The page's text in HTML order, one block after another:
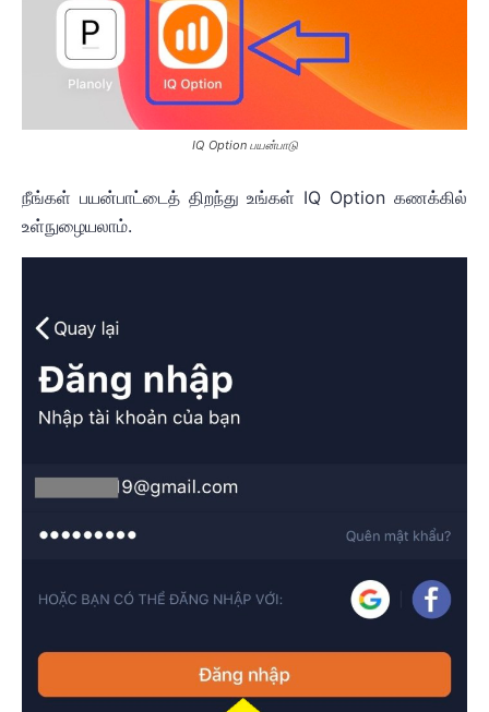
IQ Option பயன்பாடு
நீங்கள் பயன்பாட்டைத் திறந்து உங்கள் IQ Option கணக்கில்
உள்நுழையலாம்.